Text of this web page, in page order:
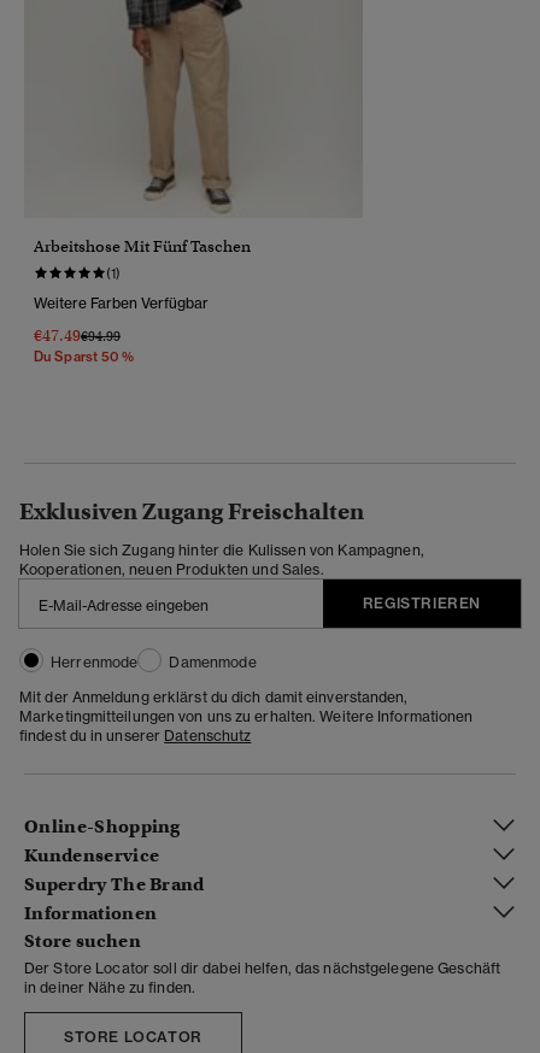
Arbeitshose Mit Fünf Taschen
(1)
Weitere Farben Verfügbar
€47.49Preis Wurde Reduziert Von
€94.99Bis
Du Sparst 50 %
Exklusiven Zugang Freischalten
Holen Sie sich Zugang hinter die Kulissen von Kampagnen,
Kooperationen, neuen Produkten und Sales.
REGISTRIEREN
Herrenmode
Damenmode
Mit der Anmeldung erklärst du dich damit einverstanden,
Marketingmitteilungen von uns zu erhalten. Weitere Informationen
findest du in unserer Datenschutz
Online-Shopping
Kundenservice
Superdry The Brand
Informationen
Store suchen
Der Store Locator soll dir dabei helfen, das nächstgelegene Geschäft
in deiner Nähe zu finden.
STORE LOCATOR